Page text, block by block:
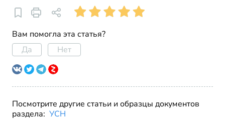
Вам помогла эта статья?
Да
Нет
Посмотрите другие статьи и образцы документов
раздела: УСН